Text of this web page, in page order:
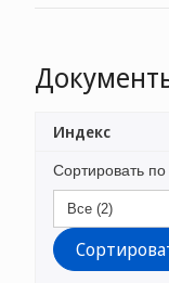
Сортировать по
Индекс